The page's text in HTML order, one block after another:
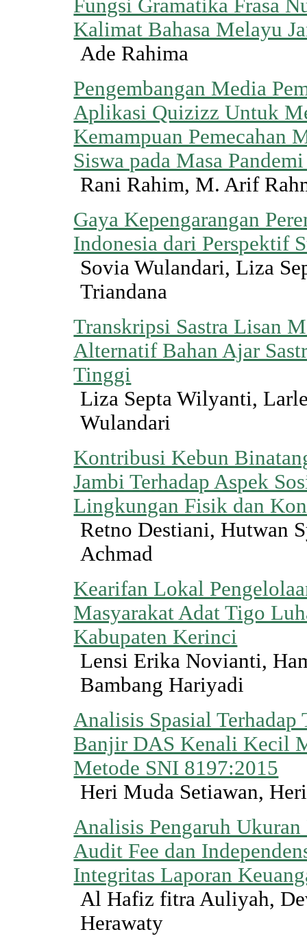
Fungsi Gramatika Frasa
Kalimat Bahasa Melayu
Ade Rahima
Pengembangan Media
Aplikasi Quizizz Untuk
Kemampuan Pemecahan
Siswa pada Masa
Rani Rahim, M. Arif
Gaya Kepengarangan
Indonesia dari Perspektif
Sovia Wulandari, Liza
Triandana
Transkripsi Sastra Lisan
Alternatif Bahan Ajar
Tinggi
Liza Septa Wilyanti,
Wulandari
Kontribusi Kebun
Jambi Terhadap Aspek
Lingkungan Fisik dan
Retno Destiani, Hutwan
Achmad
Kearifan Lokal
Masyarakat Adat Tigo
Kabupaten Kerinci
Lensi Erika Novianti,
Bambang Hariyadi
Analisis Spasial
Banjir DAS Kenali Kecil
Metode SNI 8197:2015
Heri Muda Setiawan,
Analisis Pengaruh
Audit Fee dan
Integritas Laporan
Al Hafiz fitra Auliyah,
Herawaty